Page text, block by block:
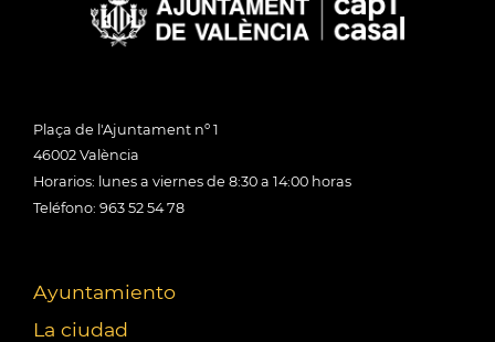
Plaça de l'Ajuntament nº 1
46002 València
Horarios: lunes a viernes de 8:30 a 14:00 horas
Teléfono: 963 52 54 78
Ayuntamiento
La ciudad